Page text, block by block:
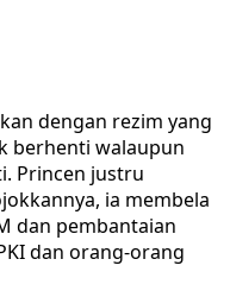
dengan rezim yang
berhenti walaupun
Princen justru
ia membela
dan pembantaian
dan orang-orang